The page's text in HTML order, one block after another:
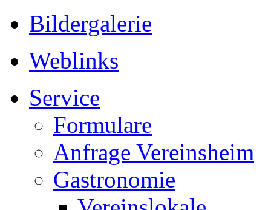
Bildergalerie
Weblinks
Service
Formulare
Anfrage Vereinsheim
Gastronomie